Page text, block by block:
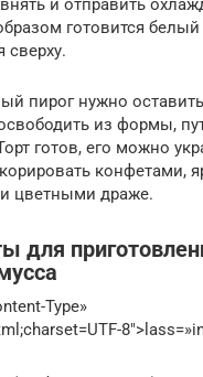
и отправить
готовится белый
сверху.
пирог нужно
из формы,
готов, его можно
конфетами,
цветными драже.
для
Type»